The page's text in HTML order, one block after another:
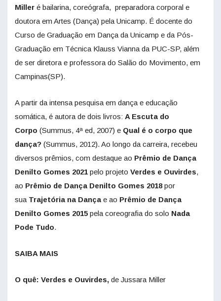
Miller é bailarina, coreógrafa, preparadora corporal e
doutora em Artes (Dança) pela Unicamp. É docente do
Curso de Graduação em Dança da Unicamp e da Pós-
Graduação em Técnica Klauss Vianna da PUC-SP, além
de ser diretora e professora do Salão do Movimento, em
Campinas(SP).
A partir da intensa pesquisa em dança e educação
somática, é autora de dois livros: A Escuta do
Corpo (Summus, 4ª ed, 2007) e Qual é o corpo que
dança? (Summus, 2012). Ao longo da carreira, recebeu
diversos prêmios, com destaque ao Prêmio de Dança
Denilto Gomes 2021 pelo projeto Verdes e Ouvirdes,
ao Prêmio de Dança Denilto Gomes 2018por
sua Trajetória na Dança e ao Prêmio de Dança
Denilto Gomes 2015 pela coreografia do solo Nada
Pode Tudo.
SAIBA MAIS
O quê: Verdes e Ouvirdes, de Jussara Miller